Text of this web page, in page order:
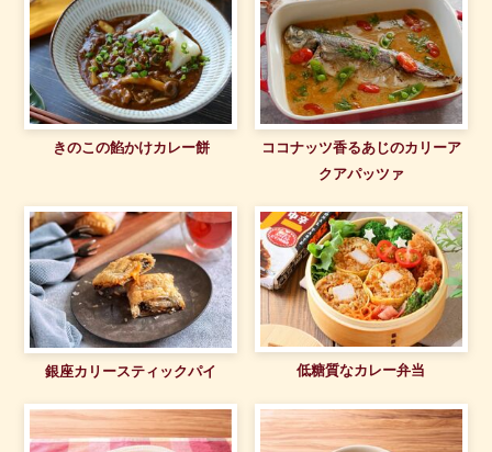
きのこの餡かけカレー餅
ココナッツ香るあじのカリーア
クアパッツァ
銀座カリースティックパイ 低糖質なカレー弁当